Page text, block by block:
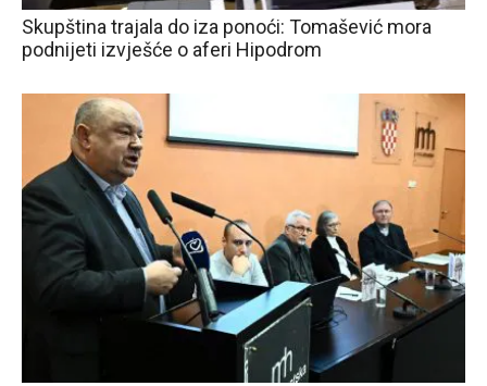
Skupština trajala do iza ponoći: Tomašević mora
podnijeti izvješće o aferi Hipodrom